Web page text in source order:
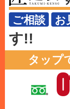
ご相談 お
す!!
タップ